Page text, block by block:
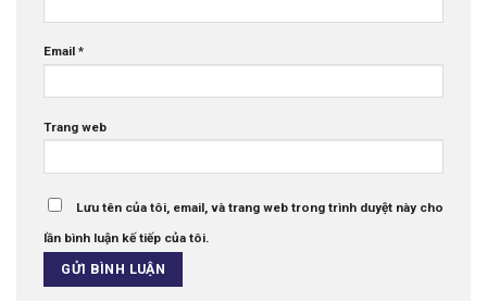
Email *
Trang web
Lưu tên của tôi, email, và trang web trong trình duyệt này cho
lần bình luận kế tiếp của tôi.